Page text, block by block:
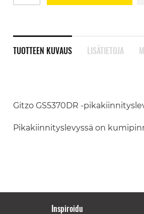
TUOTTEEN KUVAUS
Gitzo GS5370DR -
Pikakiinnityslevyssä on
LISÄTIETOJA
Inspiroidu